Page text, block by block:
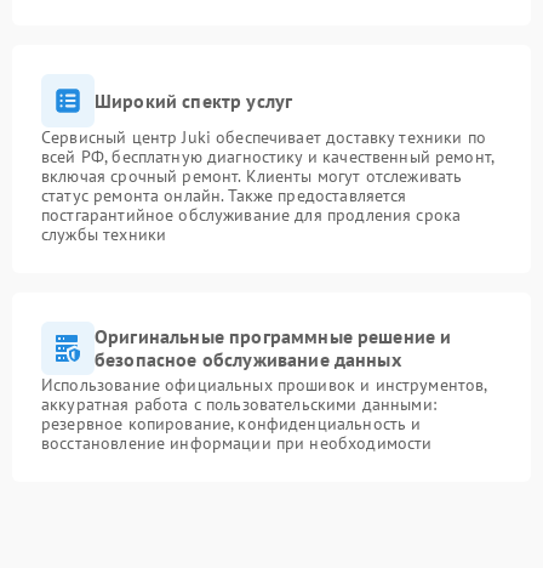
Широкий спектр услуг
Сервисный центр Juki обеспечивает доставку техники по
всей РФ, бесплатную диагностику и качественный ремонт,
включая срочный ремонт. Клиенты могут отслеживать
статус ремонта онлайн. Также предоставляется
постгарантийное обслуживание для продления срока
службы техники
Оригинальные программные решение и
безопасное обслуживание данных
Использование официальных прошивок и инструментов,
аккуратная работа с пользовательскими данными:
резервное копирование, конфиденциальность и
восстановление информации при необходимости